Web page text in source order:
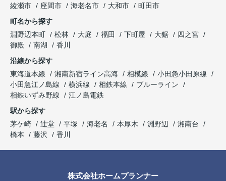
綾瀬市
座間市 海老名市 大和市
町田市
町名から探す
淵野辺本町
松林 大庭 福田 下町屋 大鋸
四之宮
御殿
南湖
香川
沿線から探す
東海道本線
湘南新宿ライン高海 相模線
小田急小田原線
小田急江ノ島線
横浜線 相鉄本線
ブルーライン
相鉄いずみ野線
江ノ島電鉄
駅から探す
茅ケ崎
辻堂 平塚 海老名 本厚木 淵野辺
湘南台
橋本
藤沢 香川
株式会社ホームプランナー